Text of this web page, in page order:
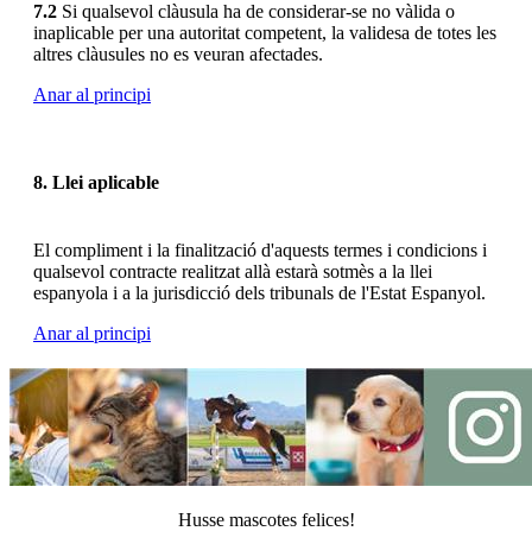
7.2 Si qualsevol clàusula ha de considerar-se no vàlida o
inaplicable per una autoritat competent, la validesa de totes les
altres clàusules no es veuran afectades.
Anar al principi
8. Llei aplicable
El compliment i la finalització d'aquests termes i condicions i
qualsevol contracte realitzat allà estarà sotmès a la llei
espanyola i a la jurisdicció dels tribunals de l'Estat Espanyol.
Anar al principi
Husse mascotes felices!